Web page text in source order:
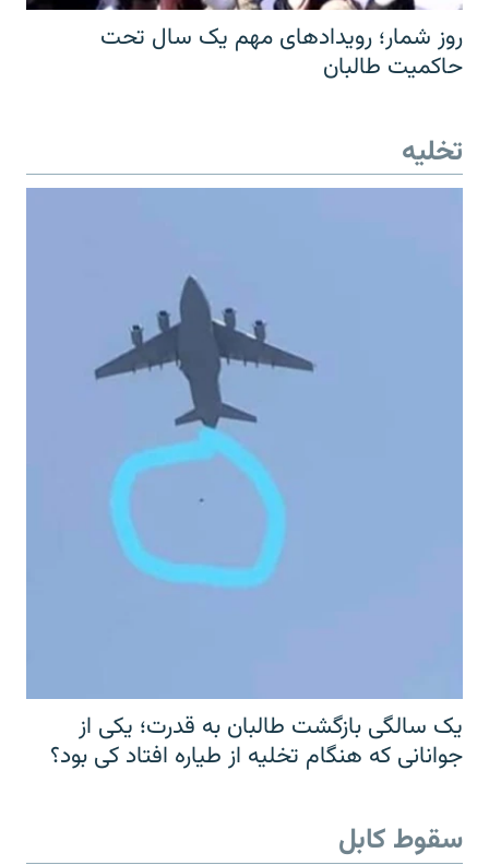
روز شمار؛ رویدادهای مهم یک سال تحت
حاکمیت طالبان
تخلیه
یک سالگی بازگشت طالبان به قدرت؛ یکی از
جوانانی که هنگام تخلیه از طیاره افتاد کی بود؟
سقوط کابل